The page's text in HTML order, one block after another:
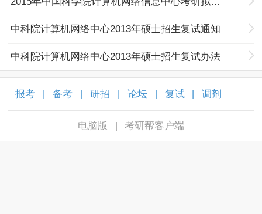
中科院计算机网络中心2013年硕士招生复试通知
中科院计算机网络中心2013年硕士招生复试办法
报考 备考 研招 论坛 复试 调剂
电脑版 考研帮客户端